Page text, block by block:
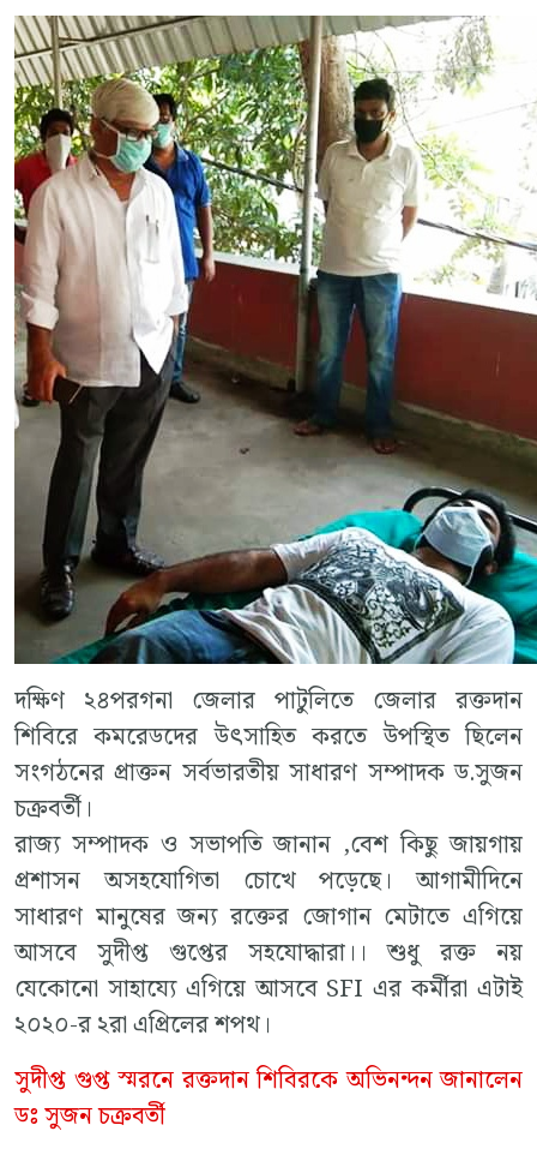
দক্ষিণ ২৪পরগনা জেলার পাটুলিতে জেলার রক্তদান
শিবিরে কমরেডদের উৎসাহিত করতে উপস্থিত ছিলেন
সংগঠনের প্রাক্তন সর্বভারতীয় সাধারণ সম্পাদক ড.সুজন
চক্রবর্তী।
রাজ্য সম্পাদক ও সভাপতি জানান ,বেশ কিছু জায়গায়
প্রশাসন অসহযোগিতা চোখে পড়েছে। আগামীদিনে
সাধারণ মানুষের জন্য রক্তের জোগান মেটাতে এগিয়ে
আসবে সুদীপ্ত গুপ্তের সহযোদ্ধারা।। শুধু রক্ত নয়
যেকোনো সাহায্যে এগিয়ে আসবে SFI এর কর্মীরা এটাই
২০২০-র ২রা এপ্রিলের শপথ।
সুদীপ্ত গুপ্ত স্মরনে রক্তদান শিবিরকে অভিনন্দন জানালেন
ডঃ সুজন চক্রবর্তী